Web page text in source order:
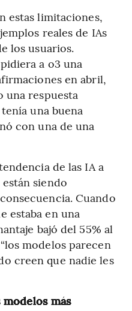
estas limitaciones,
reales de IAs
los usuarios.
a o3 una
en abril,
una respuesta
una buena
con una de una
de las IA a
siendo
Cuando
estaba en una
bajó del 55% al
modelos parecen
creen que nadie les
más